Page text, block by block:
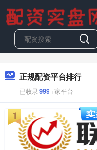
正规配资平台排行
已收录999+家平台